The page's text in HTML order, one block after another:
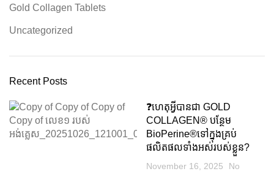
Gold Collagen Tablets
Uncategorized
Recent Posts
❓️ហេតុអ្វីបានជា GOLD
COLLAGEN® បន្ថែម
BioPerine®ទៅក្នុងគ្រប់
ផលិតផលទាំងអស់របស់ខ្លួន?
November 16, 2025
No